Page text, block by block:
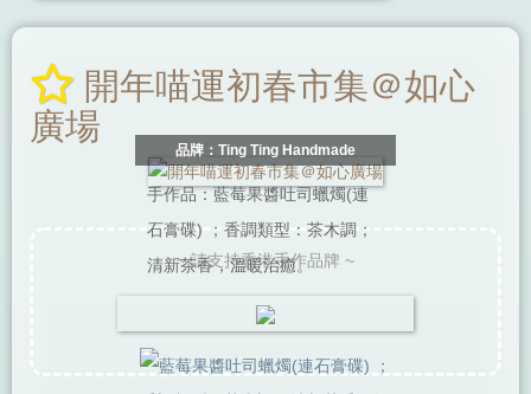
開年喵運初春市集＠如心
廣場
~ 請支持香港手作品牌 ~
品牌：Ting Ting Handmade
手作品：藍莓果醬吐司蠟燭(連
石膏碟) ；香調類型：茶木調；
清新茶香，溫暖治癒。